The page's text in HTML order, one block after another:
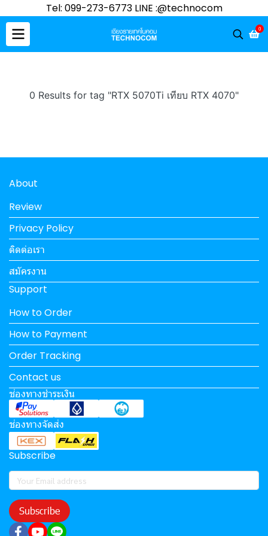
Tel: 099-273-6773 LINE :@technocom
0
0 Results for tag "RTX 5070Ti เทียบ RTX 4070"
About
Review
Privacy Policy
ติดต่อเรา
สมัครงาน
Support
How to Order
How to Payment
Order Tracking
Contact us
ช่องทางชำระเงิน
ช่องทางจัดส่ง
Subscribe
Subscribe